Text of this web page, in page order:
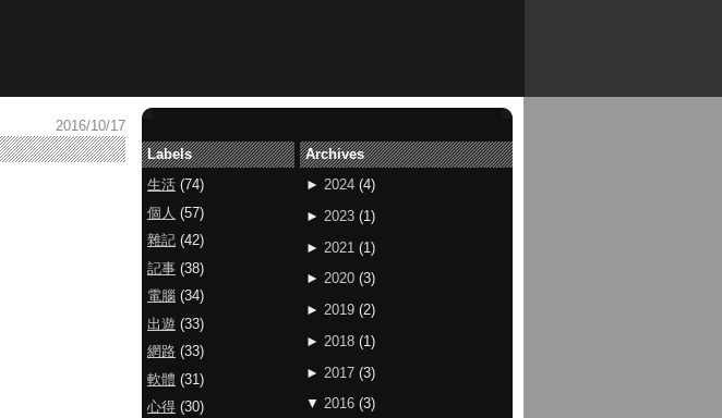
2016/10/17
Archives
► 2024 (4)
► 2023 (1 )
► 2021 (1)
► 2020 (3)
► 2019 (2)
► 2018 (1 )
► 2017 (3)
▼ 2016 (3)
Labels
生活 (74)
個人 (57)
雜記 (42)
記事 (38)
電腦 (34)
出遊 (33)
網路 (33)
軟體 (31)
心得 (30)